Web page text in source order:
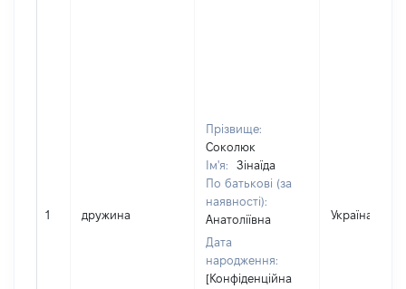
1 дружина
Прізвище:
Соколюк
Ім'я:
Зінаїда
По батькові (за
наявності):
Анатоліївна
Дата
народження:
[Конфіденційна
Україна